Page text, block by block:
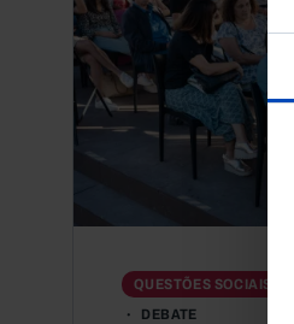
QUESTÕES SOCIAIS
DEBATE